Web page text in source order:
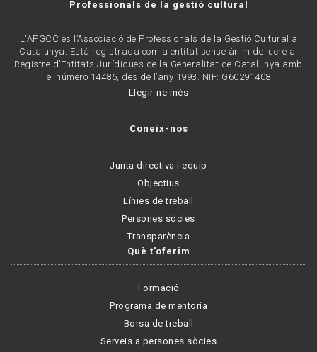
Professionals de la gestió cultural
L'APGCC és l’Associació de Professionals de la Gestió Cultural a
Catalunya. Està registrada com a entitat sense ànim de lucre al
Registre d’Entitats Jurídiques de la Generalitat de Catalunya amb
el número 14486, des de l’any 1993. NIF: G60291408
Llegir-ne més
Coneix-nos
Junta directiva i equip
Objectius
Línies de treball
Persones sòcies
Transparència
Què t'oferim
Formació
Programa de mentoria
Borsa de treball
Serveis a persones sòcies